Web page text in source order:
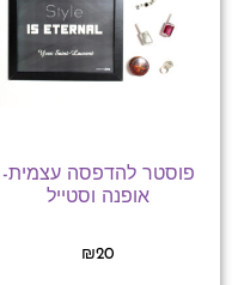
פוסטר להדפסה עצמית-
אופנה וסטייל
₪20